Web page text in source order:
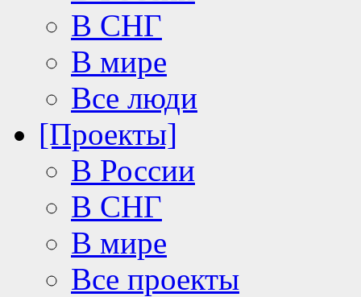
В СНГ
В мире
Все люди
[Проекты]
В России
В СНГ
В мире
Все проекты